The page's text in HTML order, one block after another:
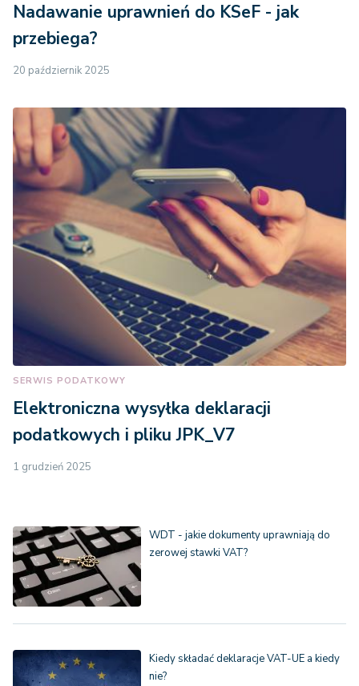
Nadawanie uprawnień do KSeF - jak
przebiega?
20 październik 2025
SERWIS PODATKOWY
Elektroniczna wysyłka deklaracji
podatkowych i pliku JPK_V7
1 grudzień 2025
WDT - jakie dokumenty uprawniają do
zerowej stawki VAT?
Kiedy składać deklaracje VAT-UE a kiedy
nie?